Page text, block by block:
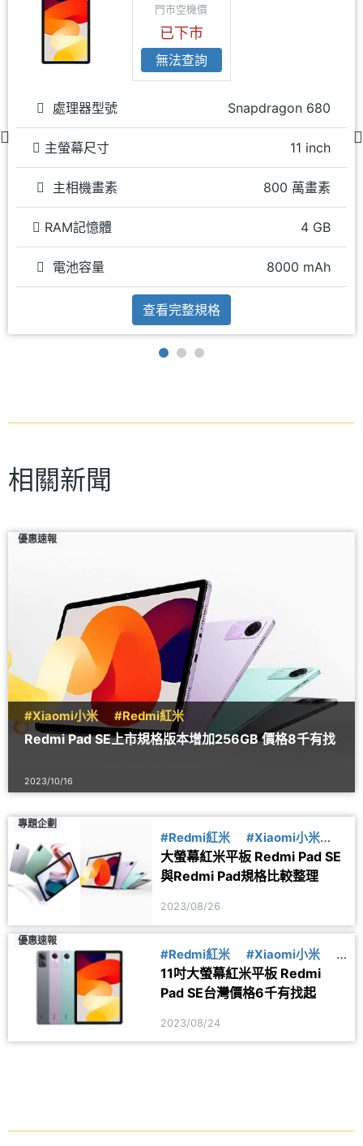
門市空機價
已下市
無法查詢
處理器型號 Snapdragon 680
主螢幕尺寸 11 inch
主相機畫素 800 萬畫素
RAM記憶體 4 GB
電池容量 8000 mAh
查看完整規格
相關新聞
優惠速報
#Xiaomi小米 #Redmi紅米
Redmi Pad SE上市規格版本增加256GB 價格8千有找
2023/10/16
專題企劃
#Redmi紅米
#Xiaomi小米
#PK
大螢幕紅米平板 Redmi Pad SE
與Redmi Pad規格比較整理
2023/08/26
優惠速報
#Redmi紅米 #Xiaomi小米
#
上市
11吋大螢幕紅米平板 Redmi
Pad SE台灣價格6千有找起
2023/08/24